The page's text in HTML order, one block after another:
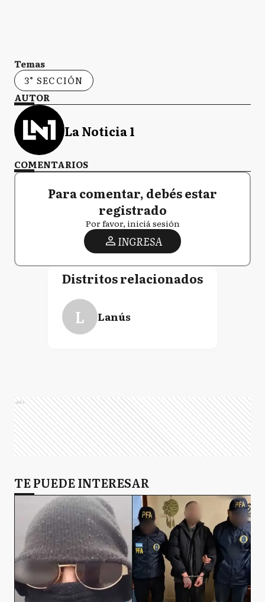
Temas
3° SECCIÓN
AUTOR
La Noticia 1
COMENTARIOS
Para comentar, debés estar
registrado
Por favor, iniciá sesión
INGRESA
Distritos relacionados
L Lanús
Ads
TE PUEDE INTERESAR